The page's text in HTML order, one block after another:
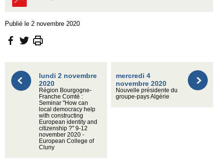
Publié le 2 novembre 2020
lundi 2 novembre
2020
Région Bourgogne-
Franche Comté :
Seminar "How can
local democracy help
with constructing
European identity and
citizenship ?" 9-12
november 2020 -
European College of
Cluny
mercredi 4
novembre 2020
Nouvelle présidente du
groupe-pays Algérie